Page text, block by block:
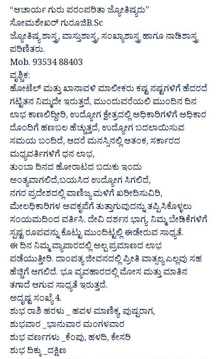
“ಆಚಾರ್ಯ ಗುರು ಪರಂಪರಿತಾ ಜ್ಯೋತಿಷ್ಯರು”
ಸೋಮಶೇಖರ್ ಗುರೂಜಿB.Sc
ಜ್ಯೋತಿಷ್ಯ ಶಾಸ್ತ್ರ, ವಾಸ್ತುಶಾಸ್ತ್ರ, ಸಂಖ್ಯಾಶಾಸ್ತ್ರ ಹಾಗೂ ನಾಡಿಶಾಸ್ತ್ರ
ಪರಿಣಿತರು.
Mob. 93534 88403
ವೃಶ್ಚಿಕ:
ಹೋಟೆಲ್ ಮತ್ತು ಖಾನಾವಳಿ ಮಾಲೀಕರು ಕಷ್ಟ ನಷ್ಟಗಳಿಗೆ ಹೆದರದೆ
ಗಟ್ಟಿತನ ನಿಮ್ಮದೇ ಇರುತ್ತದೆ, ಮುಂದುವರೆಯಲಿ ಮುಂದಿನ ದಿನ
ಲಾಭ ಕಾಣಲಿದ್ದೀರಿ, ಉದ್ಯೋಗ ಕ್ಷೇತ್ರದಲ್ಲಿ ಅಧಿಕಾರಿಗಳಿಗೆ ಅಧಿಕಾರ
ದೊಂದಿಗೆ ಹಣಬಲ ಹೆಚ್ಚುತ್ತದೆ, ಉದ್ಯೋಗ ಬದಲಾಯಿಸುವ
ಸಮಯ ಬಂದಿದೆ, ಆದರೆ ಮನಸ್ಸಿನಲ್ಲಿ ಆತಂಕ, ಸರ್ಕಾರದ
ಮಧ್ಯವರ್ತಿಗಳಿಗೆ ಧನ ಲಾಭ,
ತುಂಬಾ ದಿನದ ಹೋರಾಟದ ಬದುಕು ಇಂದು
ಅಂತ್ಯವಾಗಲಿದೆ,ಬಯಸಿದ ಉದ್ಯೋಗ ಸಿಗಲಿದೆ,
ನಗರ ಪ್ರದೇಶದಲ್ಲಿ ವಾಣಿಜ್ಯ ಮಳಿಗೆ ಖರೀದಿಸುವಿರಿ,
ಮೇಲಧಿಕಾರಿಗಳ ಅವಕೃಪೆಗೆ ತುತ್ತಾಗುವುದನ್ನು ತಪ್ಪಿಸಿಕೊಳ್ಳಲು
ಸಂಯಮದಿಂದ ವರ್ತಿಸಿ. ದೇವಿ ದರ್ಶನ ಭಾಗ್ಯ. ನಿಮ್ಮ ಬೇಡಿಕೆಗಳಿಗೆ
ಸ್ಪಷ್ಟ ರೂಪವನ್ನು ಕೊಟ್ಟು ಮುಂದಿಟ್ಟಲ್ಲಿ ಈಡೇರುವ ಸಾಧ್ಯತೆ.
ಈ ದಿನ ನಿಮ್ಮ ವ್ಯಾಪಾರದಲ್ಲಿ ಅಲ್ಪ ಪ್ರಮಾಣದ ಲಾಭ
ಪಡೆಯುತ್ತೀರಿ. ದಾಂಪತ್ಯ ಜೀವನದಲ್ಲಿ ಪ್ರೀತಿ ವಾತ್ಸಲ್ಯ ಎಲ್ಲವು ಸಹ
ಹೆಚ್ಚಿಗೆ ಆಗಲಿದೆ. ಭೂ ವ್ಯವಹಾರದಲ್ಲಿ ಮೋಸ ಮತ್ತು ಮಾತಿನ
ತಗಾದೆ ಆಗುವ ಸಾಧ್ಯತೆ ಇರುತ್ತದೆ.
ಅದೃಷ್ಟ ಸಂಖ್ಯೆ 4.
ಶುಭ ರಾಶಿ ಹರಳು _ ಹವಳ ಮಾಣಿಕ್ಯ, ಪುಷ್ಪರಾಗ,
ಶುಭವಾರ _ಭಾನುವಾರ ಮಂಗಳವಾರ
ಶುಭ ವರ್ಣಗಳು _ಕೆಂಪು, ಹಳದಿ, ಕೇಸರಿ
ಶುಭ ದಿಕ್ಕು _ದಕ್ಷಿಣ